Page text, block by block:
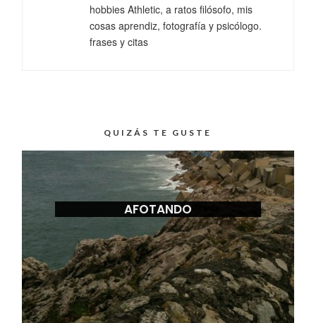
hobbies Athletic, a ratos filósofo, mis
cosas aprendiz, fotografía y psicólogo.
frases y citas
QUIZÁS TE GUSTE
AFOTANDO